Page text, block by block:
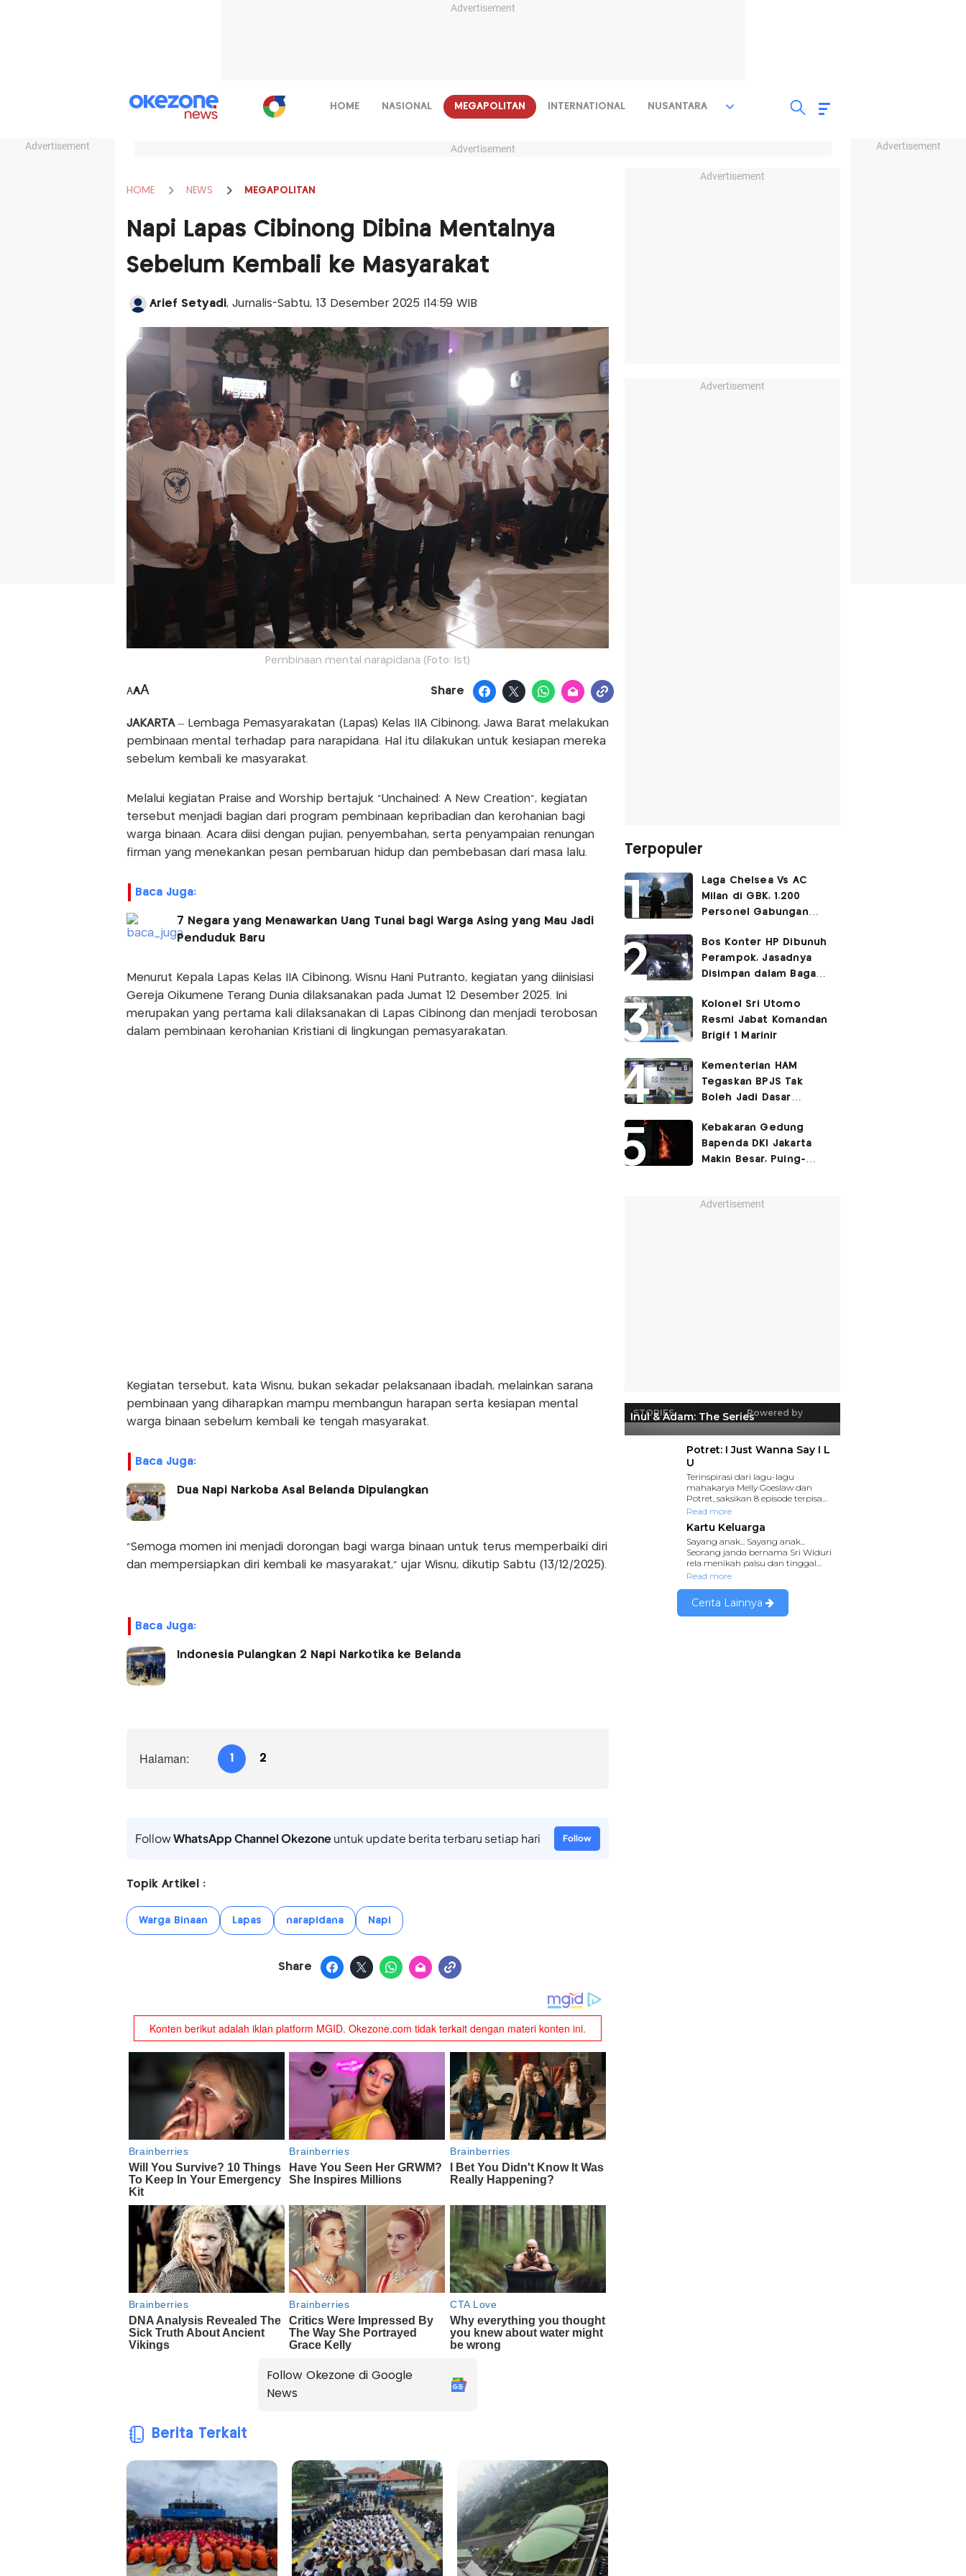
Advertisement
Advertisement Advertisement
HOME NASIONAL MEGAPOLITAN INTERNATIONAL NUSANTARA
Advertisement
HOME NEWS MEGAPOLITAN
Napi Lapas Cibinong Dibina Mentalnya
Sebelum Kembali ke Masyarakat
Arief Setyadi, Jurnalis-Sabtu, 13 Desember 2025 |14:59 WIB
Pembinaan mental narapidana (Foto: Ist)
AAA Share
JAKARTA – Lembaga Pemasyarakatan (Lapas) Kelas IIA Cibinong, Jawa Barat melakukan
pembinaan mental terhadap para narapidana. Hal itu dilakukan untuk kesiapan mereka
sebelum kembali ke masyarakat.
Melalui kegiatan Praise and Worship bertajuk “Unchained: A New Creation”, kegiatan
tersebut menjadi bagian dari program pembinaan kepribadian dan kerohanian bagi
warga binaan. Acara diisi dengan pujian, penyembahan, serta penyampaian renungan
firman yang menekankan pesan pembaruan hidup dan pembebasan dari masa lalu.
Baca Juga:
7 Negara yang Menawarkan Uang Tunai bagi Warga Asing yang Mau Jadi
Penduduk Baru
Menurut Kepala Lapas Kelas IIA Cibinong, Wisnu Hani Putranto, kegiatan yang diinisiasi
Gereja Oikumene Terang Dunia dilaksanakan pada Jumat 12 Desember 2025. Ini
merupakan yang pertama kali dilaksanakan di Lapas Cibinong dan menjadi terobosan
dalam pembinaan kerohanian Kristiani di lingkungan pemasyarakatan.
Kegiatan tersebut, kata Wisnu, bukan sekadar pelaksanaan ibadah, melainkan sarana
pembinaan yang diharapkan mampu membangun harapan serta kesiapan mental
warga binaan sebelum kembali ke tengah masyarakat.
Baca Juga:
Dua Napi Narkoba Asal Belanda Dipulangkan
“Semoga momen ini menjadi dorongan bagi warga binaan untuk terus memperbaiki diri
dan mempersiapkan diri kembali ke masyarakat,” ujar Wisnu, dikutip Sabtu (13/12/2025).
Baca Juga:
Indonesia Pulangkan 2 Napi Narkotika ke Belanda
Halaman: 1 2
FollowWhatsApp Channel Okezoneuntuk update berita terbaru setiap hari Follow
Topik Artikel :
Warga Binaan Lapas narapidana Napi
Share
Follow Okezone di Google
News
Berita Terkait
Advertisement
Advertisement
Terpopuler
Laga Chelsea Vs AC
Milan di GBK, 1.200
Personel Gabungan
Bos Konter HP Dibunuh
Perampok, Jasadnya
Disimpan dalam Bagasi
Kolonel Sri Utomo
Resmi Jabat Komandan
Brigif 1 Marinir
Kementerian HAM
Tegaskan BPJS Tak
Boleh Jadi Dasar
Layanan Kesehatan
Kebakaran Gedung
Bapenda DKI Jakarta
Makin Besar, Puing-
Advertisement